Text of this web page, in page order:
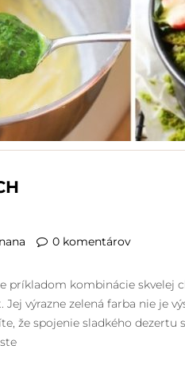
0 komentárov
príkladom kombinácie skvelej
výrazne zelená farba nie je
že spojenie sladkého